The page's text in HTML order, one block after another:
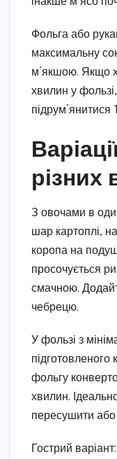
Фольга або
максимальну
м’якшою. Якщо
хвилин у фользі,
підрум’янитися
різних
З овочами в
шар картоплі,
коропа на
просочується
смачною.
чебрецю.
У фользі з
фольгу
хвилин.
пересушити або
Гострий